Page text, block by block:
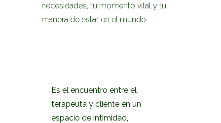
necesidades, tu momento vital y tu
manera de estar en el mundo.
Es el encuentro entre el
terapeuta y cliente en un
espacio de intimidad,